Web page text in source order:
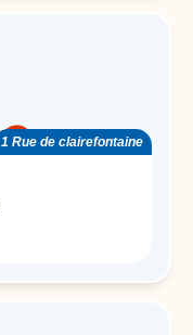
1 Rue de clairefontaine